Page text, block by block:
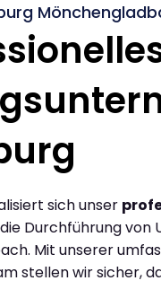
sich unser
Durchführung von
Mit unserer
stellen wir sicher,